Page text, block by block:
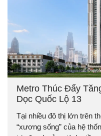
Metro Thúc Đẩy
Dọc Quốc Lộ 13
Tại nhiều đô thị lớn trên
“xương sống” của hệ